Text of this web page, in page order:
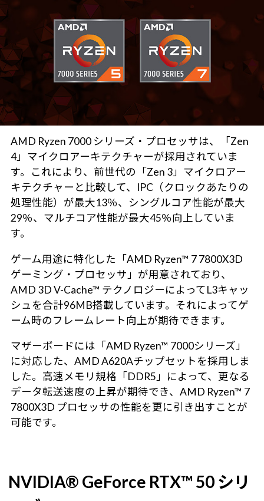
AMD Ryzen 7000 シリーズ・プロセッサは、「Zen
4」マイクロアーキテクチャーが採用されていま
す。これにより、前世代の「Zen 3」マイクロアー
キテクチャーと比較して、IPC（クロックあたりの
処理性能）が最大13％、シングルコア性能が最大
29％、マルチコア性能が最大45％向上していま
す。
ゲーム用途に特化した「AMD Ryzen™ 7 7800X3D
ゲーミング・プロセッサ」が用意されており、
AMD 3D V-Cache™ テクノロジーによってL3キャッ
シュを合計96MB搭載しています。それによってゲ
ーム時のフレームレート向上が期待できます。
マザーボードには「AMD Ryzen™ 7000シリーズ」
に対応した、AMD A620Aチップセットを採用しま
した。高速メモリ規格「DDR5」によって、更なる
データ転送速度の上昇が期待でき、AMD Ryzen™ 7
7800X3D プロセッサの性能を更に引き出すことが
可能です。
NVIDIA® GeForce RTX™ 50 シリ